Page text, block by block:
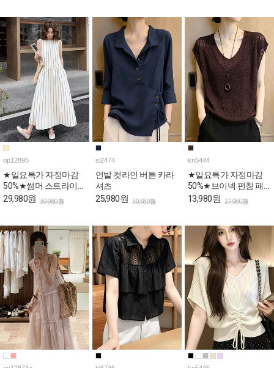
op12895
★일요특가 자정마감
50%★썸머 스트라이프
민소매 원피스
29,980원 59,980원
si2474
언발 컷라인 버튼 카라
셔츠
25,980원 30,580원
kn5444
★일요특가 자정마감
50%★브이넥 펀칭 패
턴 캡소매 니트탑
13,980원 27,980원